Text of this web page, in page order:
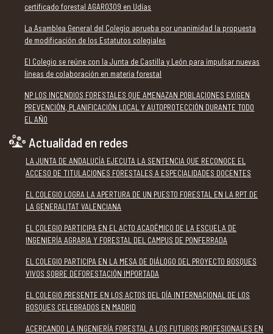
certificado forestal AGAR0309 en Udías
La Asamblea General del Colegio aprueba por unanimidad la propuesta
de modificación de los Estatutos colegiales
El Colegio se reúne con la Junta de Castilla y León para impulsar nuevas
líneas de colaboración en materia forestal
NP LOS INCENDIOS FORESTALES QUE AMENAZAN POBLACIONES EXIGEN
PREVENCIÓN, PLANIFICACIÓN LOCAL Y AUTOPROTECCIÓN DURANTE TODO
EL AÑO
Actualidad en redes
LA JUNTA DE ANDALUCÍA EJECUTA LA SENTENCIA QUE RECONOCE EL
ACCESO DE TITULACIONES FORESTALES A ESPECIALIDADES DOCENTES
EL COLEGIO LOGRA LA APERTURA DE UN PUESTO FORESTAL EN LA RPT DE
LA GENERALITAT VALENCIANA
EL COLEGIO PARTICIPA EN EL ACTO ACADÉMICO DE LA ESCUELA DE
INGENIERÍA AGRARIA Y FORESTAL DEL CAMPUS DE PONFERRADA
EL COLEGIO PARTICIPA EN LA MESA DE DIÁLOGO DEL PROYECTO BOSQUES
VIVOS SOBRE DEFORESTACIÓN IMPORTADA
EL COLEGIO PRESENTE EN LOS ACTOS DEL DÍA INTERNACIONAL DE LOS
BOSQUES CELEBRADOS EN MADRID
ACERCANDO LA INGENIERÍA FORESTAL A LOS FUTUROS PROFESIONALES EN